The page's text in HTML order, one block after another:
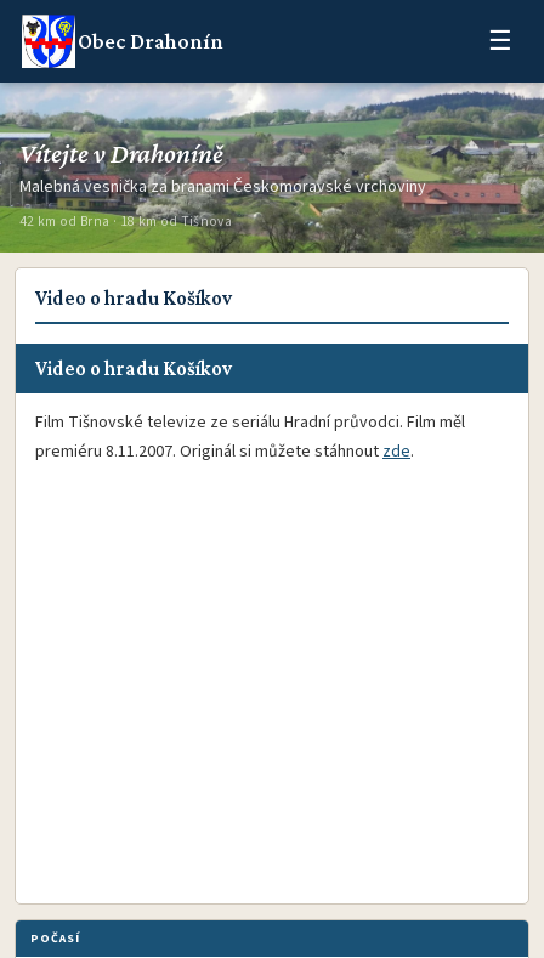
Obec Drahonín ☰
Vítejte v Drahoníně
Malebná vesnička za branami Českomoravské vrchoviny
42 km od Brna · 18 km od Tišnova
Video o hradu Košíkov
Video o hradu Košíkov
Film Tišnovské televize ze seriálu Hradní průvodci. Film měl
premiéru 8.11.2007. Originál si můžete stáhnoutzde.
POČASÍ